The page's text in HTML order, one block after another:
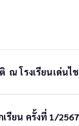
ณ โรงเรียนเด่นไ
รียน ครั้งที่ 1/